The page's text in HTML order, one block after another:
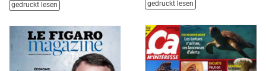
gedruckt lesen
gedruckt lesen